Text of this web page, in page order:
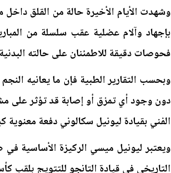
وشهدت الأيام الأخيرة حالة من القلق
بإجهاد وآلام عضلية عقب سلسلة من
فحوصات دقيقة للاطمئنان على حالته
وبحسب التقارير الطبية فإن ما يعانيه
دون وجود أي تمزق أو إصابة قد تؤثر على
الفني بقيادة ليونيل سكالوني دفعة معنوية
ويعتبر ليونيل ميسي الركيزة الأساسية